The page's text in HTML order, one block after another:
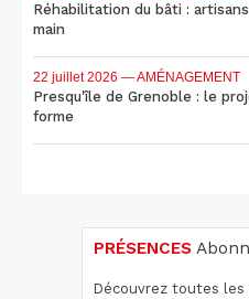
Réhabilitation du bâti :
main
22 juillet 2026 — AMÉNAGEMENT
Presqu'île de Grenoble : le
forme
PRÉSENCES
Découvrez toutes